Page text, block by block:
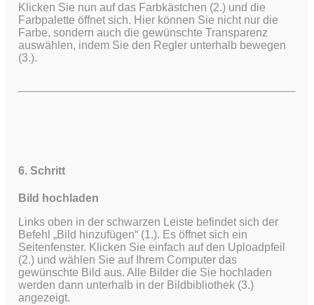
Klicken Sie nun auf das Farbkästchen (2.) und die
Farbpalette öffnet sich. Hier können Sie nicht nur die
Farbe, sondern auch die gewünschte Transparenz
auswählen, indem Sie den Regler unterhalb bewegen
(3.).
6. Schritt
Bild hochladen
Links oben in der schwarzen Leiste befindet sich der
Befehl „Bild hinzufügen“ (1.). Es öffnet sich ein
Seitenfenster. Klicken Sie einfach auf den Uploadpfeil
(2.) und wählen Sie auf Ihrem Computer das
gewünschte Bild aus. Alle Bilder die Sie hochladen
werden dann unterhalb in der Bildbibliothek (3.)
angezeigt.